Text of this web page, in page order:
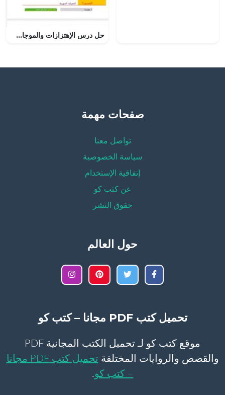
حل درس الإهتزازات والموجات, كتاب الطالب, (فيزياء) العاشر المتقدم
صفحات مهمة
تواصل معنا
سياسة الخصوصية
إتفاقية الإستخدام
عن كتب كو
حقوق النشر
حول العالم
تحميل كتب PDF مجانا – كتب كو
موقع كتب كو لـ تحميل الكتب المجانية PDF
والقصص والروايات المختلفة
تحميل كتب PDF مجانا
– كتب كو.